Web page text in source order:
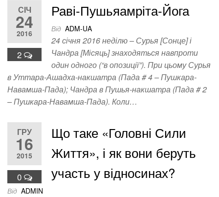
СІЧ
24
2016
2
Раві-Пушьяамріта-Йога
Від ADM-UA
24 січня 2016 неділю – Сурья [Сонце] і
Чандра [Місяць] знаходяться навпроти
один одного (“в опозиції”). При цьому Сурья
в Уттара-Ашадха-накшатра (Пада # 4 – Пушкара-
Навамша-Пада); Чандра в Пушья-накшатра (Пада # 2
– Пушкара-Навамша-Пада). Коли…
ГРУ
16
2015
0
Що таке «Головні Сили
Життя», і як вони беруть
участь у відносинах?
Від ADMIN